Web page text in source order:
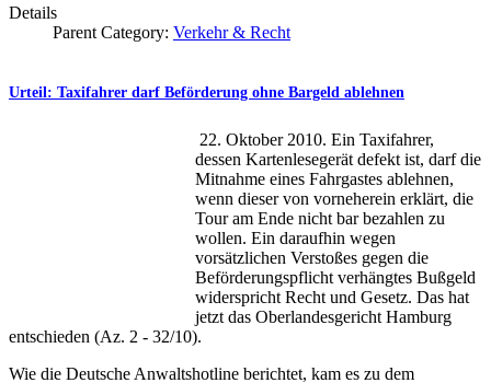
Details
Parent Category: Verkehr & Recht
Urteil: Taxifahrer darf Beförderung ohne Bargeld ablehnen
22. Oktober 2010. Ein Taxifahrer,
dessen Kartenlesegerät defekt ist, darf die
Mitnahme eines Fahrgastes ablehnen,
wenn dieser von vorneherein erklärt, die
Tour am Ende nicht bar bezahlen zu
wollen. Ein daraufhin wegen
vorsätzlichen Verstoßes gegen die
Beförderungspflicht verhängtes Bußgeld
widerspricht Recht und Gesetz. Das hat
jetzt das Oberlandesgericht Hamburg
entschieden (Az. 2 - 32/10).
Wie die Deutsche Anwaltshotline berichtet, kam es zu dem